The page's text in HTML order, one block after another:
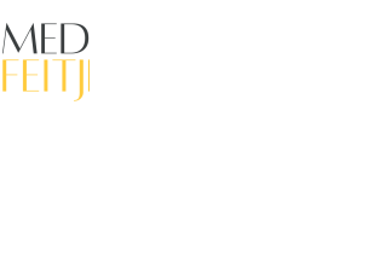
naar
de